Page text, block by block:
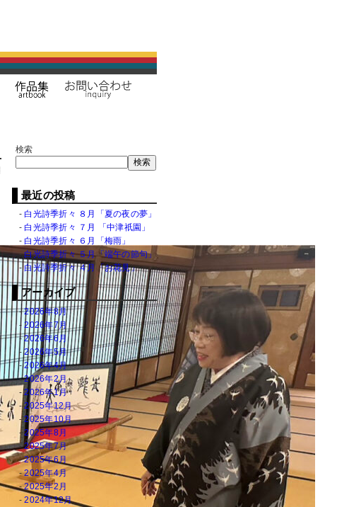
検索
検索
最近の投稿
白光詩季折々 ８月「夏の夜の夢」
白光詩季折々 ７月 「中津祇園」
白光詩季折々 ６月「梅雨」
白光詩季折々 ５月「端午の節句」
白光詩季折々 ４月「お花見」
アーカイブ
2026年8月
2026年7月
2026年6月
2026年5月
2026年4月
2026年2月
2026年1月
2025年12月
2025年10月
2025年8月
2025年7月
2025年6月
2025年4月
2025年2月
2024年12月